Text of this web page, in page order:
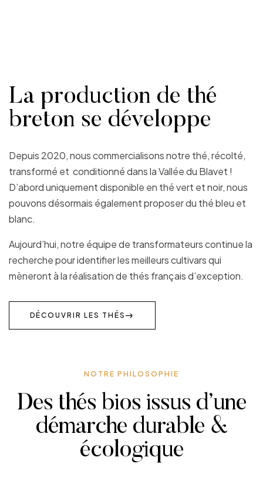
La production de thé
breton se développe
Depuis 2020, nous commercialisons notre thé, récolté,
transformé et conditionné dans la Vallée du Blavet !
D’abord uniquement disponible en thé vert et noir, nous
pouvons désormais également proposer du thé bleu et
blanc.
Aujourd’hui, notre équipe de transformateurs continue la
recherche pour identifier les meilleurs cultivars qui
mèneront à la réalisation de thés français d’exception.
DÉCOUVRIR LES THÉS
NOTRE PHILOSOPHIE
Des thés bios issus d’une
démarche durable &
écologique